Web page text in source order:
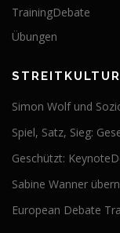
TrainingDebate
Übungen
Simon Wolf und
Spiel, Satz, Sieg:
Geschützt:
Sabine Wanner
European Debate